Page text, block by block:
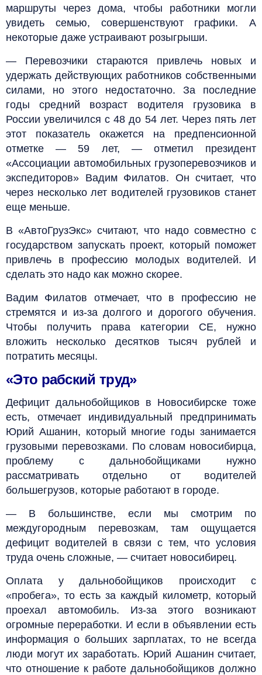
маршруты через дома, чтобы работники могли
увидеть семью, совершенствуют графики. А
некоторые даже устраивают розыгрыши.
— Перевозчики стараются привлечь новых и
удержать действующих работников собственными
силами, но этого недостаточно. За последние
годы средний возраст водителя грузовика в
России увеличился с 48 до 54 лет. Через пять лет
этот показатель окажется на предпенсионной
отметке — 59 лет, — отметил президент
«Ассоциации автомобильных грузоперевозчиков и
экспедиторов» Вадим Филатов. Он считает, что
через несколько лет водителей грузовиков станет
еще меньше.
В «АвтоГрузЭкс» считают, что надо совместно с
государством запускать проект, который поможет
привлечь в профессию молодых водителей. И
сделать это надо как можно скорее.
Вадим Филатов отмечает, что в профессию не
стремятся и из-за долгого и дорогого обучения.
Чтобы получить права категории СЕ, нужно
вложить несколько десятков тысяч рублей и
потратить месяцы.
«Это рабский труд»
Дефицит дальнобойщиков в Новосибирске тоже
есть, отмечает индивидуальный предпринимать
Юрий Ашанин, который многие годы занимается
грузовыми перевозками. По словам новосибирца,
проблему с дальнобойщиками нужно
рассматривать отдельно от водителей
большегрузов, которые работают в городе.
— В большинстве, если мы смотрим по
междугородным перевозкам, там ощущается
дефицит водителей в связи с тем, что условия
труда очень сложные, — считает новосибирец.
Оплата у дальнобойщиков происходит с
«пробега», то есть за каждый километр, который
проехал автомобиль. Из-за этого возникают
огромные переработки. И если в объявлении есть
информация о больших зарплатах, то не всегда
люди могут их заработать. Юрий Ашанин считает,
что отношение к работе дальнобойщиков должно